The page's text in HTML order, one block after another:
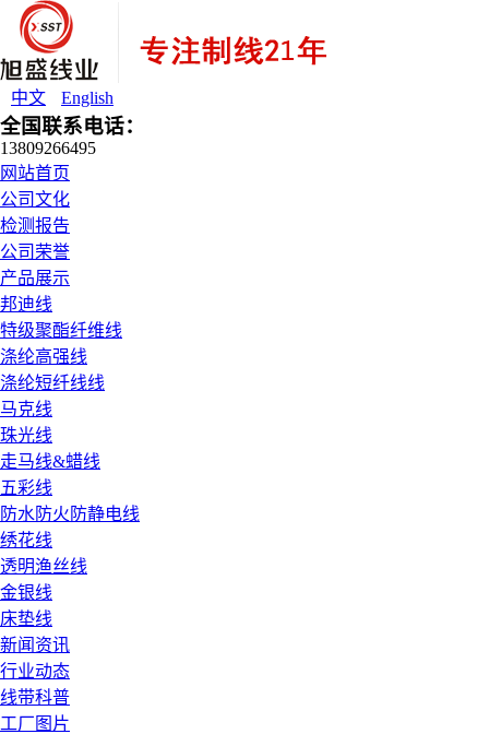
中文 English
全国联系电话：
13809266495
网站首页
公司文化
检测报告
公司荣誉
产品展示
邦迪线
特级聚酯纤维线
涤纶高强线
涤纶短纤线线
马克线
珠光线
走马线&蜡线
五彩线
防水防火防静电线
绣花线
透明渔丝线
金银线
床垫线
新闻资讯
行业动态
线带科普
工厂图片